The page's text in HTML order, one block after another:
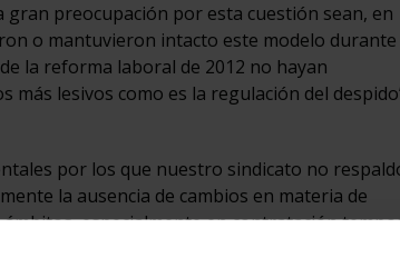
preocupación por esta cuestión sean, en
o mantuvieron intacto este modelo durante
la reforma laboral de 2012 no hayan
lesivos como es la regulación del
por los que nuestro sindicato no
la ausencia de cambios en materia de
especialmente en contratación
frente a la pérdida injustificada del empleo.